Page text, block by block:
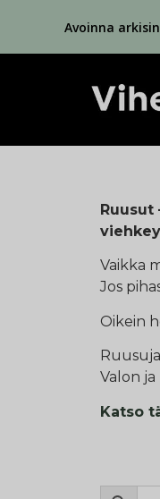
Avoinna
Vaikka
Jos
Oikein
Valon
Katso